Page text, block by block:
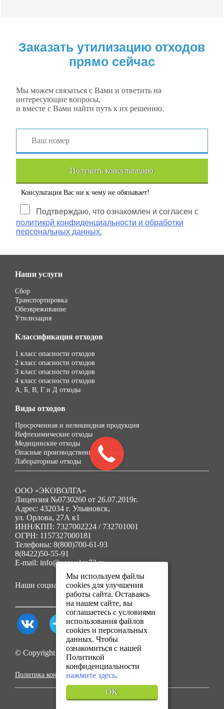
Заказать утилизацию отходов
прямо сейчас
Мы можем связаться с Вами и ответить на
интересующие вопросы,
и вместе с Вами найти путь к их решению.
Получить консультацию
Консультация Вас ни к чему не обязывает!
Подтверждаю, что ознакомлен и согласен с
политикой конфиденциальности и обработки
персональных данных.
Наши услуги
Сбор
Транспортировка
Обезвреживание
Утилизация
Классификация отходов
1 класс опасности отходов
2 класс опасности отходов
3 класс опасности отходов
4 класс опасности отходов
А, Б, В, Г и Д отходы
Виды отходов
Просроченная и неликвидная продукция
Нефтехимические отходы
Медицинские отходы
Опасные производственные отходы
Лабораторные отходы
ООО «ЭКОВОЛГА»
Лицензия №0730260 от 26.07.2019г.
Адрес: 432034 г. Ульяновск,
ул. Орлова, 27А к1
ИНН/КПП: 7327002224 / 732701001
ОГРН: 1157327000181
Телефоны: 8(800)700-61-93
8(8422)50-55-91
E-mail: info@ecovolga73.ru
Наши социальные сети:
© Copyright 2025. Все права защищены.
Политика конфиденциальности
Мы используем файлы
cookies для улучшения
работы сайта. Оставаясь
на нашем сайте, вы
соглашаетесь с условиями
использования файлов
cookies и персональных
данных. Чтобы
ознакомиться с нашей
Политикой
конфиденциальности
нажмите здесь.
OK